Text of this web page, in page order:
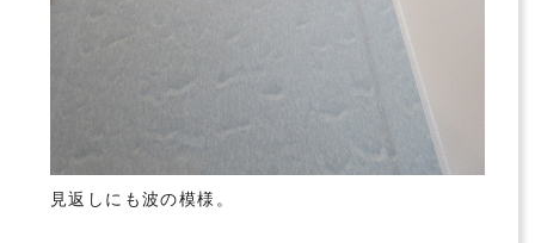
見返しにも波の模様。